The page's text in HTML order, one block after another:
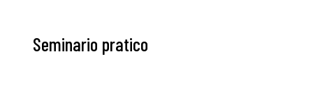
Seminario pratico